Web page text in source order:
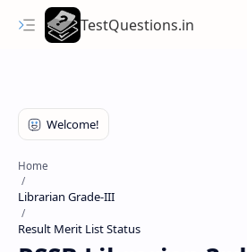
TestQuestions.in
Home
Librarian Grade-III
Result Merit List Status